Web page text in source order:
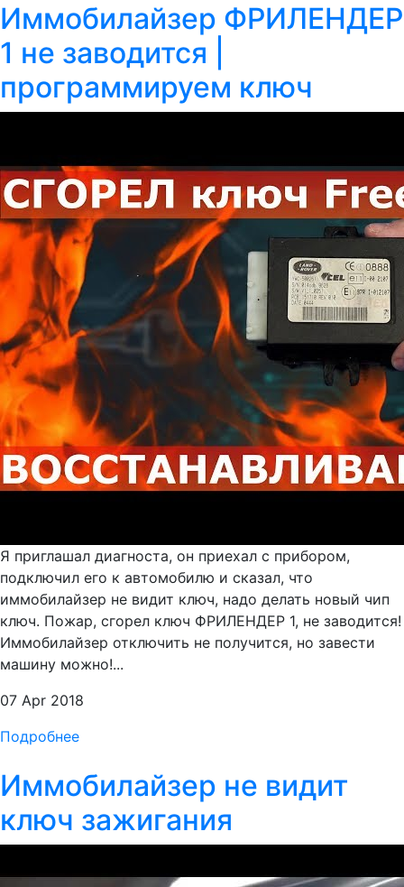
Иммобилайзер ФРИЛЕНДЕР
1 не заводится |
программируем ключ
Я приглашал диагноста, он приехал с прибором,
подключил его к автомобилю и сказал, что
иммобилайзер не видит ключ, надо делать новый чип
ключ. Пожар, сгорел ключ ФРИЛЕНДЕР 1, не заводится!
Иммобилайзер отключить не получится, но завести
машину можно!...
07 Apr 2018
Подробнее
Иммобилайзер не видит
ключ зажигания